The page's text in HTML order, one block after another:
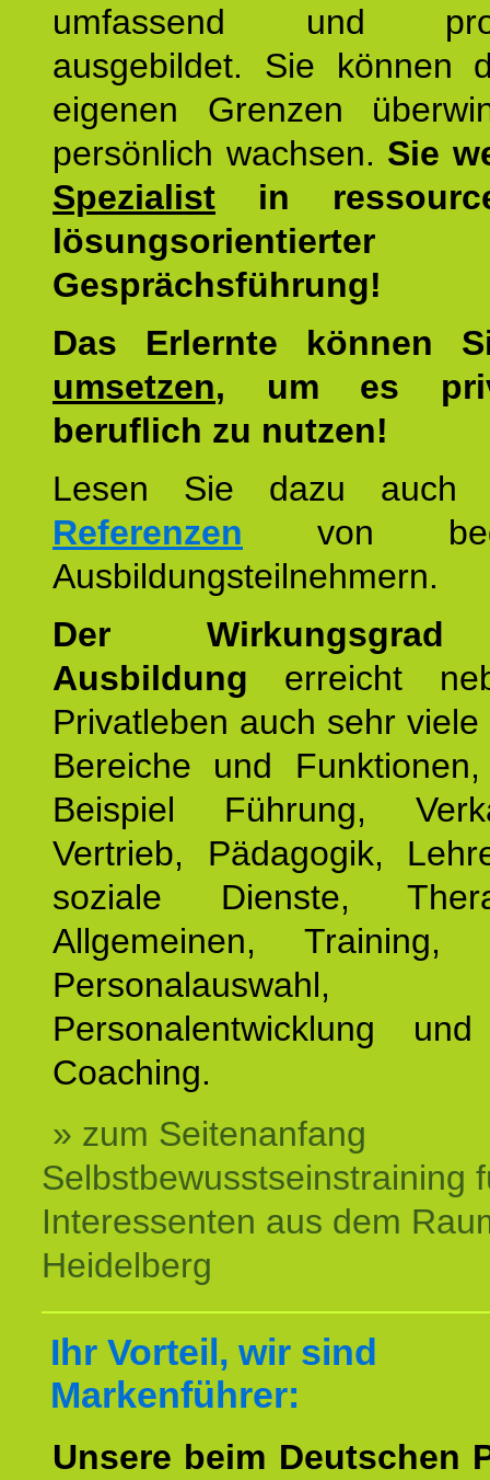
umfassend und
ausgebildet. Sie können
eigenen Grenzen
persönlich wachsen. Sie
Spezialist in
lösungsorientierter
Gesprächsführung!
Das Erlernte können
umsetzen, um es
beruflich zu nutzen!
Lesen Sie dazu
Referenzen von
Ausbildungsteilnehmern.
Der
Ausbildung erreicht
Privatleben auch sehr
Bereiche und
Beispiel Führung,
Vertrieb, Pädagogik,
soziale Dienste,
Allgemeinen, Training,
Personalauswahl,
Personalentwicklung
Coaching.
» zum Seitenanfang
Selbstbewusstseinstraining
Interessenten aus dem
Heidelberg
Ihr Vorteil, wir sind
Markenführer:
Unsere beim Deutschen